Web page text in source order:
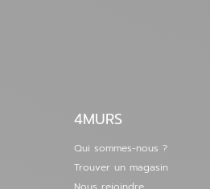
4MURS
Qui sommes-nous ?
Trouver un magasin